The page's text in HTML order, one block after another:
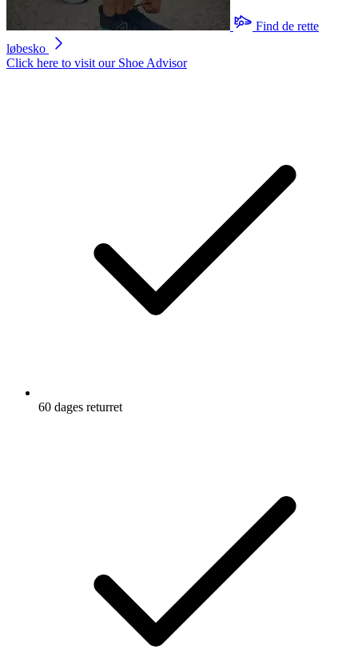
Find de rette
løbesko
Click here to visit our Shoe Advisor
60 dages returret